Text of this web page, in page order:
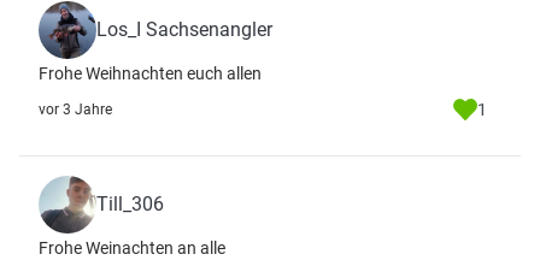
Los_I Sachsenangler
Frohe Weihnachten euch allen
vor 3 Jahre 1
Till_306
Frohe Weinachten an alle